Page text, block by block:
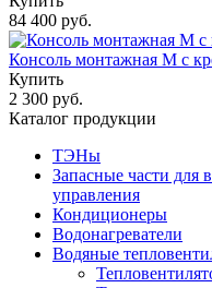
84 400 руб.
Консоль монтажная М с
Купить
2 300 руб.
Каталог продукции
ТЭНы
Запасные части для
управления
Кондиционеры
Водонагреватели
Водяные